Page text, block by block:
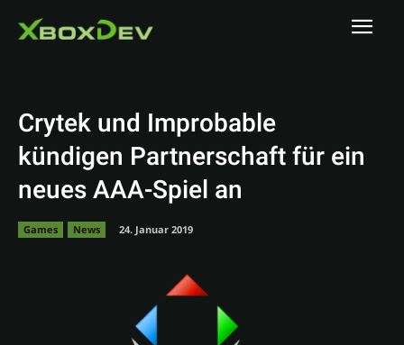
Crytek und Improbable
kündigen Partnerschaft für ein
neues AAA-Spiel an
Games News 24. Januar 2019